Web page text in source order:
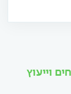
וייעוץ